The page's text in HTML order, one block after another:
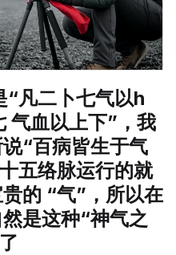
“凡二卜七气以h
气血以上下”，我
“百病皆生于气
五络脉运行的就
的 “气”，所以在
是这种“神气之